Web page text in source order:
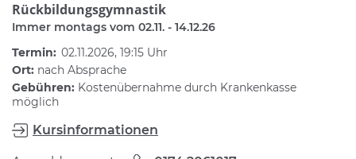
Rückbildungsgymnastik
Immer montags vom 02.11. - 14.12.26
Termin: 02.11.2026, 19:15 Uhr
Ort: nach Absprache
Gebühren: Kostenübernahme durch Krankenkasse
möglich
Kursinformationen